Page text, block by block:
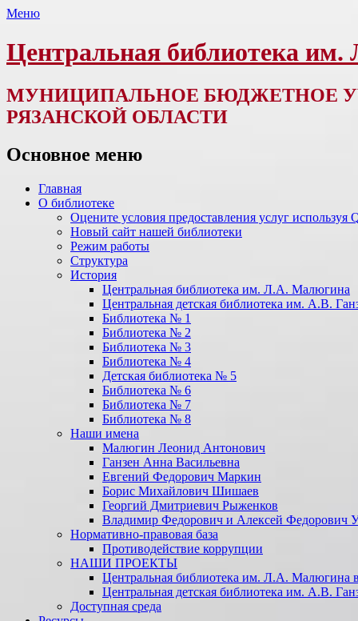
Меню
Центральная библиотека
МУНИЦИПАЛЬНОЕ БЮДЖЕТНОЕ
РЯЗАНСКОЙ ОБЛАСТИ
Основное меню
Перейти
содержимому
Главная
О библиотеке
Оцените условия предоставления услуг используя
Новый сайт нашей библиотеки
Режим работы
Структура
История
Центральная библиотека им. Л.А. Малюгина
Центральная детская библиотека им. А.В.
Библиотека № 1
Библиотека № 2
Библиотека № 3
Библиотека № 4
Детская библиотека № 5
Библиотека № 6
Библиотека № 7
Библиотека № 8
Наши имена
Малюгин Леонид Антонович
Ганзен Анна Васильевна
Евгений Федорович Маркин
Борис Михайлович Шишаев
Георгий Дмитриевич Рыженков
Владимир Федорович и Алексей Федорович
Нормативно-правовая база
Противодействие коррупции
НАШИ ПРОЕКТЫ
Центральная библиотека им. Л.А. Малюгина в
Центральная детская библиотека им. А.В.
Доступная среда